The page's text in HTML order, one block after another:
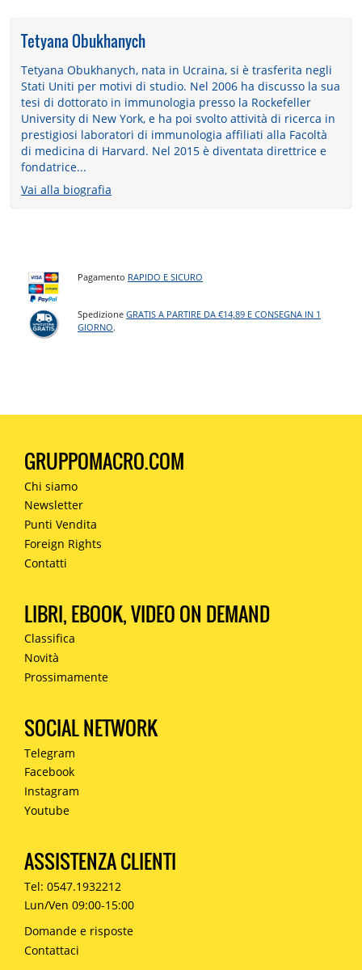
Tetyana Obukhanych
Tetyana Obukhanych, nata in Ucraina, si è trasferita negli
Stati Uniti per motivi di studio. Nel 2006 ha discusso la sua
tesi di dottorato in immunologia presso la Rockefeller
University di New York, e ha poi svolto attività di ricerca in
prestigiosi laboratori di immunologia affiliati alla Facoltà
di medicina di Harvard. Nel 2015 è diventata direttrice e
fondatrice...
Vai alla biografia
Pagamento RAPIDO E SICURO
SpedizioneGRATIS A PARTIRE DA €14,89 E CONSEGNA IN 1
GIORNO.
GRUPPOMACRO.COM
Chi siamo
Newsletter
Punti Vendita
Foreign Rights
Contatti
LIBRI, EBOOK, VIDEO ON DEMAND
Classifica
Novità
Prossimamente
SOCIAL NETWORK
Telegram
Facebook
Instagram
Youtube
ASSISTENZA CLIENTI
Tel: 0547.1932212
Lun/Ven 09:00-15:00
Domande e risposte
Contattaci